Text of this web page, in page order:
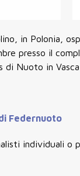
, in Polonia,
presso il
di Nuoto in
Federnuoto
individuali o